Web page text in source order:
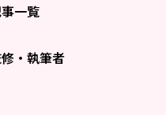
一覧
・執筆者